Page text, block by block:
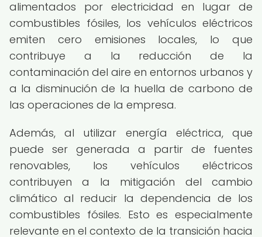
alimentados por electricidad en lugar de
combustibles fósiles, los vehículos eléctricos
emiten cero emisiones locales, lo que
contribuye a la reducción de la
contaminación del aire en entornos urbanos y
a la disminución de la huella de carbono de
las operaciones de la empresa.
Además, al utilizar energía eléctrica, que
puede ser generada a partir de fuentes
renovables, los vehículos eléctricos
contribuyen a la mitigación del cambio
climático al reducir la dependencia de los
combustibles fósiles. Esto es especialmente
relevante en el contexto de la transición hacia